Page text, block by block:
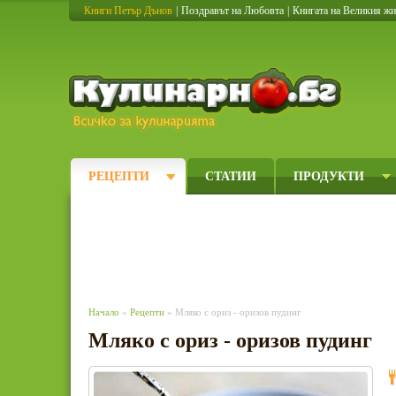
Книги Петър Дънов Поздравът на Любовта Книгата на Великия
РЕЦЕПТИ СТАТИИ ПРОДУКТИ
Начало » Рецепти » Мляко с ориз - оризов пудинг
Мляко с ориз - оризов пудинг